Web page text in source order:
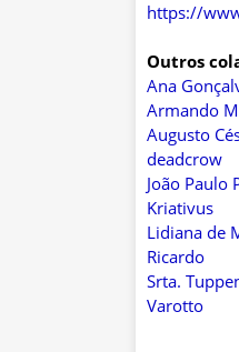
https://
Outros
Ana
Armando
Augusto
deadcrow
João Paulo
Kriativus
Lidiana de
Ricardo
Srta.
Varotto